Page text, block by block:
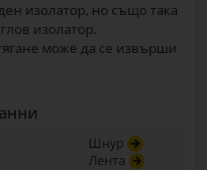
изолатор, но също така
изолатор.
може да се извърши
Шнур
Лента